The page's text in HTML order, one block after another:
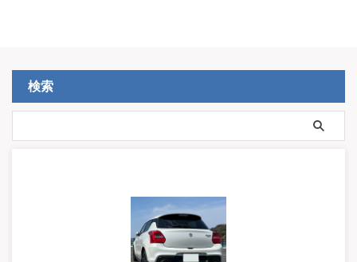
検索